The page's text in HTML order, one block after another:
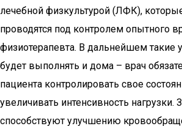
лечебной физкультурой (ЛФК),
проводятся под контролем опытного
физиотерапевта. В дальнейшем
будет выполнять и дома – врач
пациента контролировать свое
увеличивать интенсивность нагрузки.
способствуют улучшению